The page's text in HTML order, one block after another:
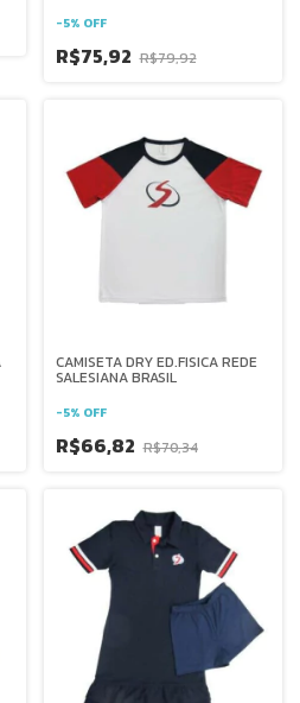
-5% OFF
R$75,92 R$79,92
CAMISETA DRY ED.FISICA REDE
SALESIANA BRASIL
-5% OFF
R$66,82 R$70,34